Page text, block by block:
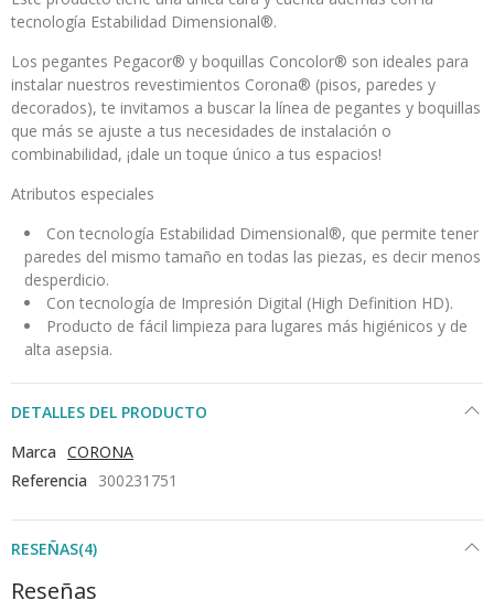
tecnología Estabilidad Dimensional®.
Los pegantes Pegacor® y boquillas Concolor® son ideales para
instalar nuestros revestimientos Corona® (pisos, paredes y
decorados), te invitamos a buscar la línea de pegantes y boquillas
que más se ajuste a tus necesidades de instalación o
combinabilidad, ¡dale un toque único a tus espacios!
Atributos especiales
Con tecnología Estabilidad Dimensional®, que permite tener
paredes del mismo tamaño en todas las piezas, es decir menos
desperdicio.
Con tecnología de Impresión Digital (High Definition HD).
Producto de fácil limpieza para lugares más higiénicos y de
alta asepsia.
DETALLES DEL PRODUCTO
Marca CORONA
Referencia
300231751
RESEÑAS(4)
Reseñas